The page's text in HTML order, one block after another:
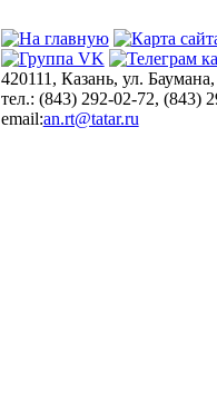
420111, Казань, ул.
тел.: (843) 292-02-72, (843)
email:an.rt@tatar.ru